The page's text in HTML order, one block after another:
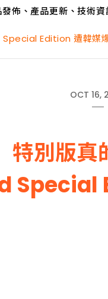
佈、產品更新、技術
Edition 遭韓媒
OCT 16,
特別版真
Special